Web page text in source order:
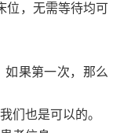
位，无需等待均可
如果第一次，那么
们也是可以的。